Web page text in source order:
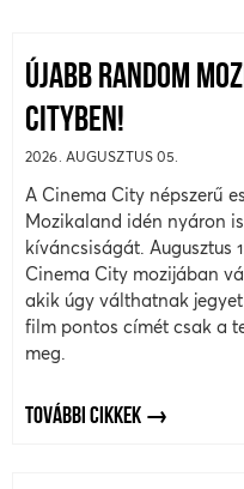
ÚJABB RANDOM
CITYBEN!
2026. AUGUSZTUS 05.
A Cinema City népszerű
Mozikaland idén nyáron
kíváncsiságát. Augusztus
Cinema City mozijában
akik úgy válthatnak jegyet
film pontos címét csak a
meg.
TOVÁBBI CIKKEK